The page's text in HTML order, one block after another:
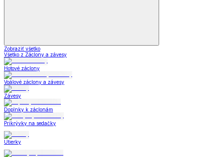
Zobraziť všetko
Všetko z Záclony a závesy
Hotové záclony
Voálové záclony a závesy
Závesy
Doplnky k záclonám
Prikrývky na sedačky
Utierky